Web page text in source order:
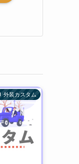
外装カスタム